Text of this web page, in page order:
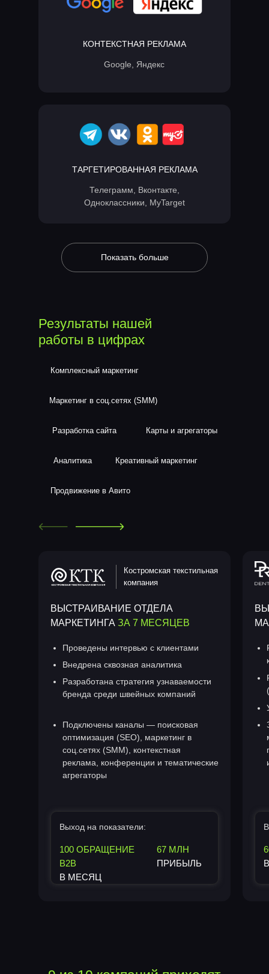
КОНТЕКСТНАЯ РЕКЛАМА
Google, Яндекс
ТАРГЕТИРОВАННАЯ РЕКЛАМА
Телеграмм, Вконтакте,
Одноклассники, MyTarget
Показать больше
Комплексный маркетинг
Маркетинг в соц.сетях (SMM)
Разработка сайта Карты и агрегаторы
Аналитика Креативный маркетинг
Продвижение в Авито
Результаты нашей
работы в цифрах
Костромская текстильная
компания
ВЫСТРАИВАНИЕ ОТДЕЛА
МАРКЕТИНГА ЗА 7 МЕСЯЦЕВ
Проведены интервью с клиентами
Внедрена сквозная аналитика
Выход на показатели:
Разработана стратегия узнаваемости
бренда среди швейных компаний
100 ОБРАЩЕНИЕ
B2B
В МЕСЯЦ
Подключены каналы — поисковая
оптимизация (SEO), маркетинг в
соц.сетях (SMM), контекстная
реклама, конференции и тематические
агрегаторы
67 МЛН
ПРИБЫЛЬ